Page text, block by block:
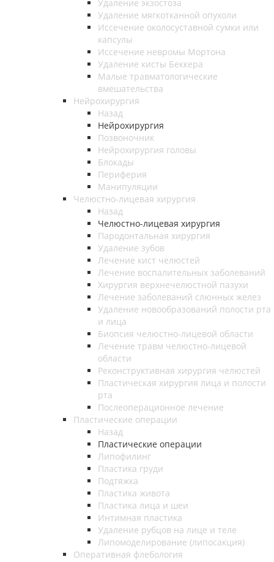
Удаление экзостоза
Удаление мягкотканной опухоли
Иссечение околосуставной сумки или
капсулы
Иссечение невромы Мортона
Удаление кисты Беккера
Малые травматологические
вмешательства
Нейрохирургия
Назад
Нейрохирургия
Позвоночник
Нейрохирургия головы
Блокады
Периферия
Манипуляции
Челюстно-лицевая хирургия
Назад
Челюстно-лицевая хирургия
Пародонтальная хирургия
Удаление зубов
Лечение кист челюстей
Лечение воспалительных заболеваний
Хирургия верхнечелюстной пазухи
Лечение заболеваний слюнных желез
Удаление новообразований полости рта
и лица
Биопсия челюстно-лицевой области
Лечение травм челюстно-лицевой
области
Реконструктивная хирургия челюстей
Пластическая хирургия лица и полости
рта
Послеоперационное лечение
Пластические операции
Назад
Пластические операции
Липофилинг
Пластика груди
Подтяжка
Пластика живота
Пластика лица и шеи
Интимная пластика
Удаление рубцов на лице и теле
Липомоделирование (липосакция)
Оперативная флебология